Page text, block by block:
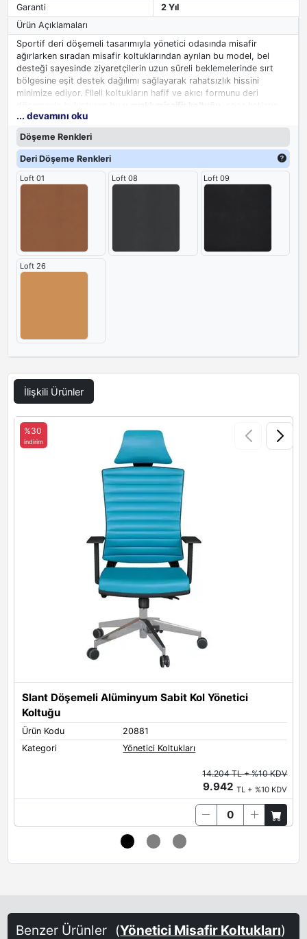
Garanti
2 Yıl
Ürün Açıklamaları
Sportif deri döşemeli tasarımıyla yönetici odasında misafir
ağırlarken sıradan misafir koltuklarından ayrılan bu model, bel
desteği sayesinde ziyaretçilerin uzun süreli beklemelerinde sırt
bölgesine eşit destek dağılımı sağlayarak rahatsızlık hissini
minimize ediyor. Fileli koltukların hafif ve akıcı formunu deri
getirdiği enerjik görünümü lüks dokusuyla dengeleyerek makam
odasında davetkar ama prestijli bir atmosfer yaratıyor. Yönetici
odalarında ağırlanan ziyaretçilere konforlu bir bekleme deneyimi
sunan bu model, ofis prestijini tamamlayan güvenilir bir
tamamlayıcı olarak öne çıkıyor.
... devamını oku
Döşeme Renkleri
Deri Döşeme Renkleri
Loft 01 Loft 08 Loft 09
Loft 26
İlişkili Ürünler
Slant Döşemeli Alüminyum Sabit Kol Yönetici
Koltuğu
Ürün Kodu
20881
Kategori
Yönetici Koltukları
%30
indirim
14.204 TL + %10 KDV
9.942TL + %10 KDV
Benzer Ürünler (Yönetici Misafir Koltukları)